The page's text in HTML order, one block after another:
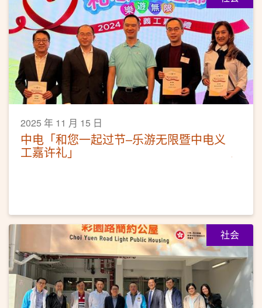
2025 年 11 月 15 日
中电「和您一起过节–乐游无限暨中电义
工嘉许礼」
社会